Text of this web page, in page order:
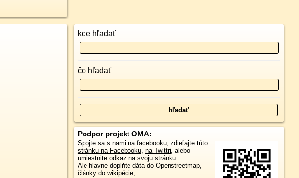
kde hľadať
čo hľadať
Podpor projekt OMA:
Spojte sa s nami na facebooku, zdieľajte túto
stránku na Facebooku, na Twittri, alebo
umiestnite odkaz na svoju stránku.
Ale hlavne doplňte dáta do Openstreetmap,
články do wikipédie, ...